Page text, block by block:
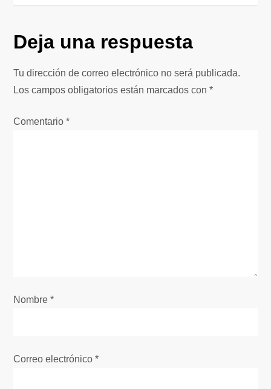
e
g
a
c
e
t
Deja una respuesta
Tu dirección de correo electrónico no será publicada.
Los campos obligatorios están marcados con*
Comentario*
Nombre*
Correo electrónico*